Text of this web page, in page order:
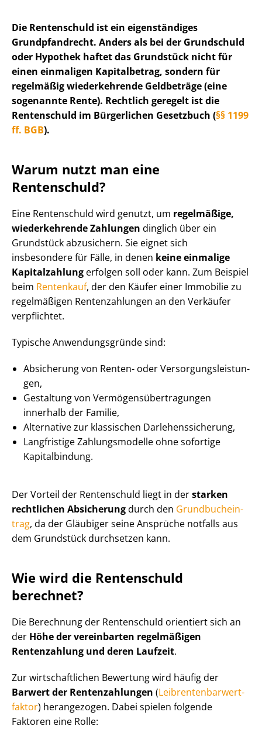
Die Rentenschuld ist ein eigenständiges
Grundpfandrecht. Anders als bei der Grundschuld
oder Hypothek haftet das Grundstück nicht für
einen einmaligen Kapitalbetrag, sondern für
regelmäßig wiederkehrende Geldbeträge (eine
sogenannte Rente). Rechtlich geregelt ist die
Rentenschuld im Bürgerlichen Gesetzbuch (§§ 1199
ff. BGB).
Warum nutzt man eine
Rentenschuld?
Eine Rentenschuld wird genutzt, um regelmäßige,
wiederkehrende Zahlungen dinglich über ein
Grundstück abzusichern. Sie eignet sich
insbesondere für Fälle, in denen keine einmalige
Kapitalzahlung erfolgen soll oder kann. Zum Beispiel
beim Rentenkauf, der den Käufer einer Immobilie zu
regelmäßigen Rentenzahlungen an den Verkäufer
verpflichtet.
Typische An­wen­dungs­grün­de sind:
Absicherung von Renten- oder Ver­sor­gungs­leis­tun­
gen,
Gestaltung von Ver­mö­gens­über­tra­gun­gen
innerhalb der Familie,
Alternative zur klassischen Dar­le­hens­si­che­rung,
Langfristige Zahlungsmodelle ohne sofortige
Kapitalbindung.
Der Vorteil der Rentenschuld liegt in derstarken
rechtlichen Absicherungdurch den Grund­buch­ein­
trag, da der Gläubiger seine Ansprüche notfalls aus
dem Grundstück durchsetzen kann.
Wie wird die Rentenschuld
berechnet?
Die Berechnung der Rentenschuld orientiert sich an
der Höhe der vereinbarten regelmäßigen
Rentenzahlung und deren Laufzeit.
Zur wirt­schaft­li­chen Bewertung wird häufig der
Barwert der Rentenzahlungen (Leib­ren­ten­bar­wert­
fak­tor) herangezogen. Dabei spielen folgende
Faktoren eine Rolle: